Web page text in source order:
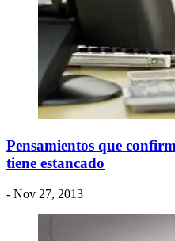
Pensamientos que
tiene estancado
- Nov 27, 2013